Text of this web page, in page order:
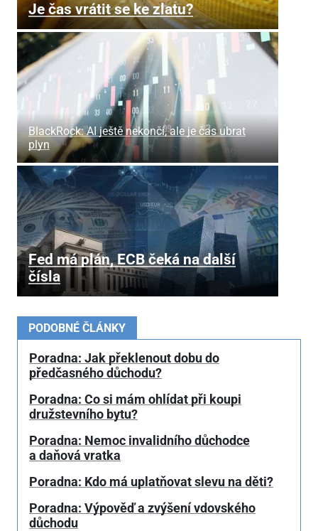
Je čas vrátit se ke zlatu?
BlackRock: AI ještě nekončí, ale je čas ubrat
plyn
Fed má plán, ECB čeká na další
čísla
PODOBNÉ ČLÁNKY
Poradna: Jak překlenout dobu do
předčasného důchodu?
Poradna: Co si mám ohlídat při koupi
družstevního bytu?
Poradna: Nemoc invalidního důchodce
a daňová vratka
Poradna: Kdo má uplatňovat slevu na děti?
Poradna: Výpověď a zvýšení vdovského
důchodu